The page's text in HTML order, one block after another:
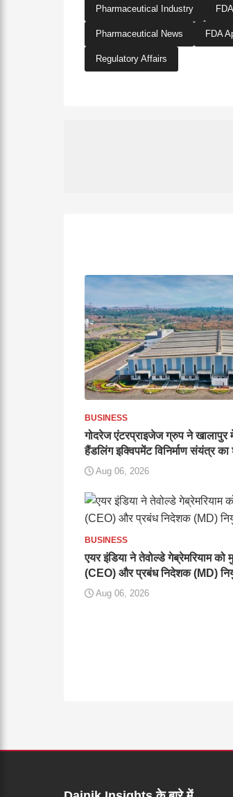
Pharmaceutical Industry
Pharmaceutical News FDA
Regulatory Affairs
BUSINESS
गोदरेज एंटरप्राइजेज ग्रुप ने खालापुर
हैंडलिंग इक्विपमेंट विनिर्माण संयंत्र का
Aug 06, 2026
BUSINESS
एयर इंडिया ने तेवोल्डे गेब्रेमरियाम को
(CEO) और प्रबंध निदेशक (MD)
Aug 06, 2026